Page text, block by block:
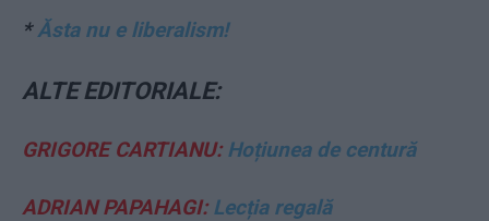
*Ăsta nu e liberalism!
ALTE EDITORIALE:
GRIGORE CARTIANU:Hoțiunea de centură
ADRIAN PAPAHAGI:Lecția regală